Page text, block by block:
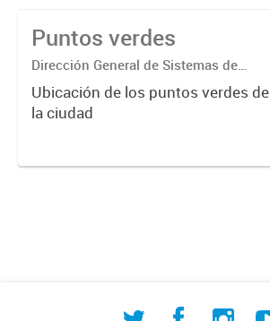
Puntos verdes
Dirección General de Sistemas de
Información Geográfica
Ubicación de los puntos verdes de
la ciudad